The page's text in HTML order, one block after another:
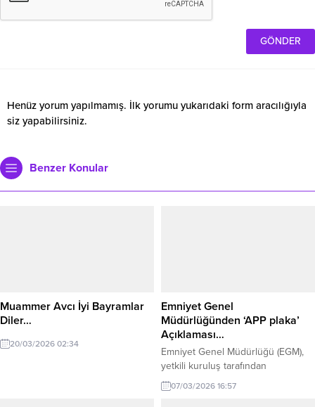
Henüz yorum yapılmamış. İlk yorumu yukarıdaki form aracılığıyla
siz yapabilirsiniz.
Benzer Konular
Muammer Avcı İyi Bayramlar
Diler…
20/03/2026 02:34
Emniyet Genel
Müdürlüğünden ‘APP plaka’
Açıklaması…
Emniyet Genel Müdürlüğü (EGM),
yetkili kuruluş tarafından
basılmayan, üzerinde resmi mühür
ve yönetmelikte belirtilen güvenlik
07/03/2026 16:57